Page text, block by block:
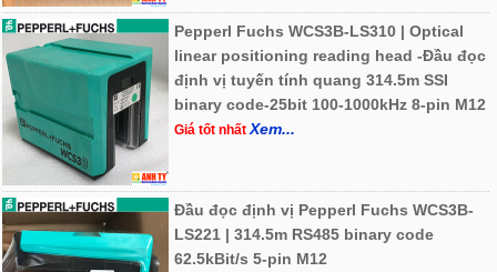
Pepperl Fuchs WCS3B-LS310 | Optical
linear positioning reading head -Đầu đọc
định vị tuyến tính quang 314.5m SSI
binary code-25bit 100-1000kHz 8-pin M12
Giá tốt nhấtXem...
Đầu đọc định vị Pepperl Fuchs WCS3B-
LS221 | 314.5m RS485 binary code
62.5kBit/s 5-pin M12